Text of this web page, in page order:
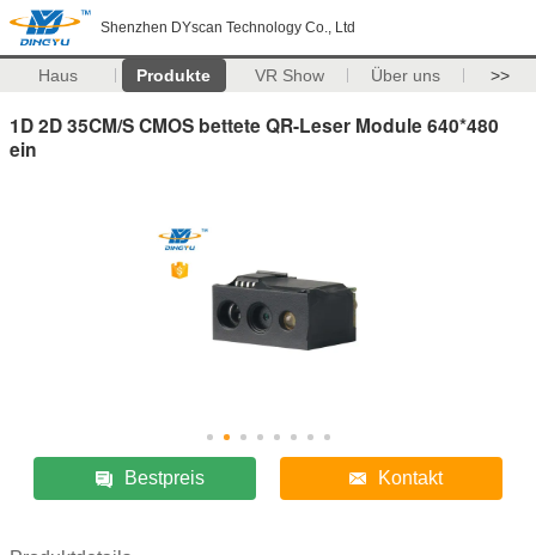
Shenzhen DYscan Technology Co., Ltd
Haus Produkte VR Show Über uns >>
1D 2D 35CM/S CMOS bettete QR-Leser Module 640*480
ein
Bestpreis Kontakt